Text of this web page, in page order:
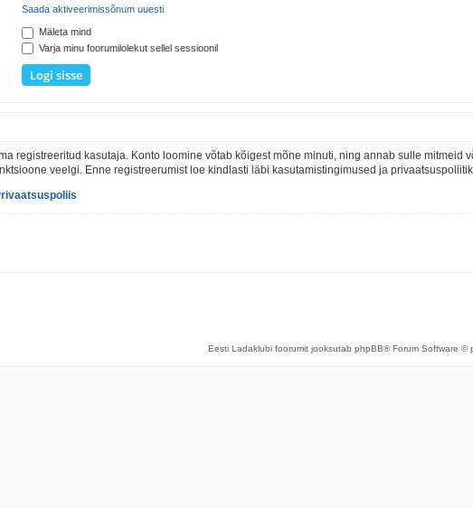
Saada aktiveerimissõnum uuesti
Mäleta mind
Varja minu foorumilolekut sellel sessioonil
registreeritud kasutaja. Konto loomine võtab kõigest mõne minuti, ning annab sulle
veelgi. Enne registreerumist loe kindlasti läbi kasutamistingimused ja
Eesti Ladaklubi foorumit jooksutab phpBB® Forum Software ©